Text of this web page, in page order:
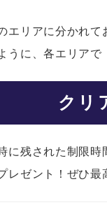
エリアに分かれ
うに、各エリアで
クリ
に残された制限
レゼント！ぜひ